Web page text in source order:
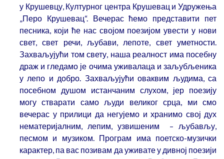
у Крушевцу, Културног центра Крушевац и Удружења
„Перо Крушевац“. Вечерас ћемо представити пет
песника, који ће нас својом поезијом увести у нови
свет, свет речи, љубави, лепоте, свет уметности.
Захваљујући том свету, наша реалност има посебну
драж и гледамо је очима уживалаца и заљубљеника
у лепо и добро. Захваљујући оваквим људима, са
посебном душом истанчаним слухом, јер поезију
могу стварати само људи великог срца, ми смо
вечерас у прилици да негујемо и хранимо свој дух
нематеријалним, лепим, узвишеним – љубављу,
песмом и музиком. Програм има поетско-музички
карактер, па вас позивам да уживате у дивној поезији